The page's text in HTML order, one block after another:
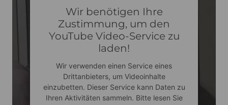
Wir benötigen Ihre
Zustimmung, um den
YouTube Video-Service zu
laden!
Wir verwenden einen Service eines
Drittanbieters, um Videoinhalte
einzubetten. Dieser Service kann Daten zu
Ihren Aktivitäten sammeln. Bitte lesen Sie